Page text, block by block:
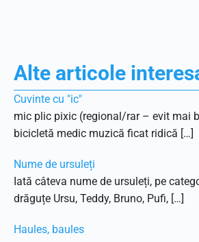
Alte articole
Cuvinte cu "ic"
mic plic pixic (regional/rar – evit mai
bicicletă medic muzică ficat ridică […]
Nume de ursuleți
Iată câteva nume de ursuleți, pe
drăguțe Ursu, Teddy, Bruno, Pufi, […]
Haules, baules